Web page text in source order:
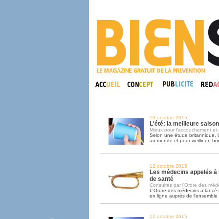
13 octobre 2015
L'été: la meilleure
Mieux pour l'accouchement et
Selon une étude britannique,
au monde et pour vieillir en
12 octobre 2015
Les médecins appelés
de santé
Consultés par l'Ordre des
L'Ordre des médecins a
en ligne auprès de l'ensemble
12 octobre 2015